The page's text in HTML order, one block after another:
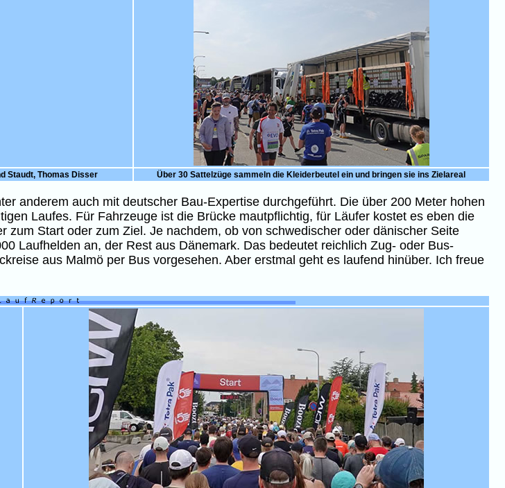
Staudt, Thomas Disser Über 30 Sattelzüge sammeln die Kleiderbeutel ein und bringen sie ins Zielareal
anderem auch mit deutscher Bau-Expertise durchgeführt. Die über 200 Meter hohen
Laufes. Für Fahrzeuge ist die Brücke mautpflichtig, für Läufer kostet es eben die
Start oder zum Ziel. Je nachdem, ob von schwedischer oder dänischer Seite
Laufhelden an, der Rest aus Dänemark. Das bedeutet reichlich Zug- oder Bus-
aus Malmö per Bus vorgesehen. Aber erstmal geht es laufend hinüber. Ich freue